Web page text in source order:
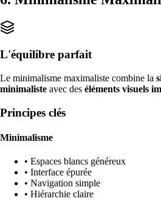
L'équilibre parfait
Le minimalisme maximaliste combine la
minimaliste avec des éléments visuels
Principes clés
Minimalisme
• Espaces blancs généreux
• Interface épurée
• Navigation simple
• Hiérarchie claire